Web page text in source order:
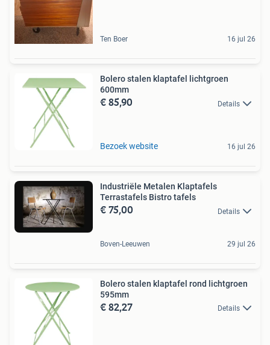
Ten Boer 16 jul 26
Bolero stalen klaptafel lichtgroen
600mm
€ 85,90 Details
Bezoek website 16 jul 26
Industriële Metalen Klaptafels
Terrastafels Bistro tafels
€ 75,00 Details
Boven-Leeuwen 29 jul 26
Bolero stalen klaptafel rond lichtgroen
595mm
€ 82,27 Details